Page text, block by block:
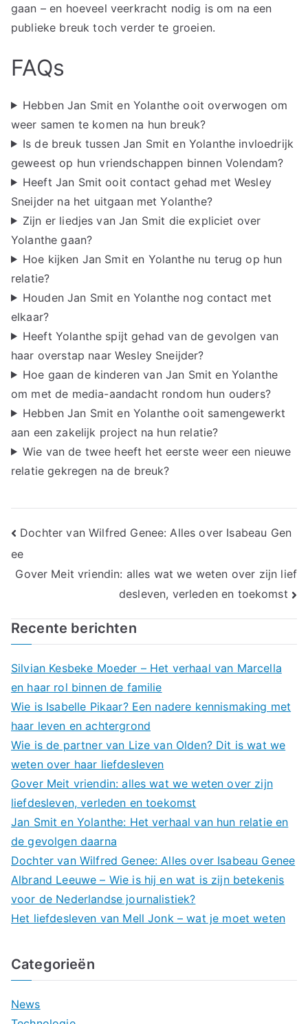
gaan – en hoeveel veerkracht nodig is om na een
publieke breuk toch verder te groeien.
FAQs
Hebben Jan Smit en Yolanthe ooit overwogen om
weer samen te komen na hun breuk?
Is de breuk tussen Jan Smit en Yolanthe invloedrijk
geweest op hun vriendschappen binnen Volendam?
Heeft Jan Smit ooit contact gehad met Wesley
Sneijder na het uitgaan met Yolanthe?
Zijn er liedjes van Jan Smit die expliciet over
Yolanthe gaan?
Hoe kijken Jan Smit en Yolanthe nu terug op hun
relatie?
Houden Jan Smit en Yolanthe nog contact met
elkaar?
Heeft Yolanthe spijt gehad van de gevolgen van
haar overstap naar Wesley Sneijder?
Hoe gaan de kinderen van Jan Smit en Yolanthe
om met de media-aandacht rondom hun ouders?
Hebben Jan Smit en Yolanthe ooit samengewerkt
aan een zakelijk project na hun relatie?
Wie van de twee heeft het eerste weer een nieuwe
relatie gekregen na de breuk?
Bericht
navigatie
Dochter van Wilfred Genee: Alles over Isabeau Gen
ee
Gover Meit vriendin: alles wat we weten over zijn lief
desleven, verleden en toekomst
Recente berichten
Silvian Kesbeke Moeder – Het verhaal van Marcella
en haar rol binnen de familie
Wie is Isabelle Pikaar? Een nadere kennismaking met
haar leven en achtergrond
Wie is de partner van Lize van Olden? Dit is wat we
weten over haar liefdesleven
Gover Meit vriendin: alles wat we weten over zijn
liefdesleven, verleden en toekomst
Jan Smit en Yolanthe: Het verhaal van hun relatie en
de gevolgen daarna
Dochter van Wilfred Genee: Alles over Isabeau Genee
Albrand Leeuwe – Wie is hij en wat is zijn betekenis
voor de Nederlandse journalistiek?
Het liefdesleven van Mell Jonk – wat je moet weten
Categorieën
News